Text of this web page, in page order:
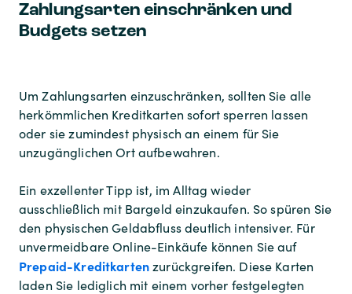
Zahlungsarten einschränken und
Budgets setzen
Um Zahlungsarten einzuschränken, sollten Sie alle
herkömmlichen Kreditkarten sofort sperren lassen
oder sie zumindest physisch an einem für Sie
unzugänglichen Ort aufbewahren.
Ein exzellenter Tipp ist, im Alltag wieder
ausschließlich mit Bargeld einzukaufen. So spüren Sie
den physischen Geldabfluss deutlich intensiver. Für
unvermeidbare Online-Einkäufe können Sie auf
Prepaid-Kreditkartenzurückgreifen. Diese Karten
laden Sie lediglich mit einem vorher festgelegten